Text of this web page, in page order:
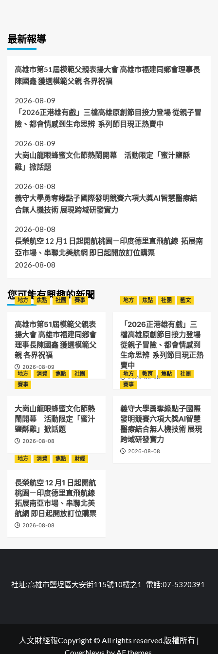
最新報導
高雄市第51屆模範父親表揚大會 高雄市福建同鄉會理事長
陳國鑫 獲選模範父親 各界祝福
2026-08-09
「2026正港雄有戲」三檔高雄原創節目接力登場 從親子冒
險、都會情感到生命思辨 系列節目現正熱賣中
2026-08-09
大崗山龍眼蜂蜜文化節熱鬧開幕 活動限定「蜜汁鹽酥
雞」掀話題
2026-08-08
義守大學勇奪綠點子國際發明競賽六項大獎AI智慧醫療結
合無人機技術 展現跨域研發實力
2026-08-08
長榮航空 12 月1 日起開航桃園－印度德里直飛航線 拓展南
亞市場、串聯北美航網 即日起開放訂位購票
2026-08-08
您可能有興趣的新聞
地方 焦點 社團 賽事
高雄市第51屆模範父親表
揚大會 高雄市福建同鄉會
理事長陳國鑫 獲選模範父
親 各界祝福
2026-08-09
地方 焦點 社團 藝文
「2026正港雄有戲」三
檔高雄原創節目接力登場
從親子冒險、都會情感到
生命思辨 系列節目現正熱
賣中
2026-08-09
地方 消費 焦點
社團
賽事
大崗山龍眼蜂蜜文化節熱
鬧開幕 活動限定「蜜汁
鹽酥雞」掀話題
2026-08-08
地方 教育 焦點
社團
賽事
義守大學勇奪綠點子國際
發明競賽六項大獎AI智慧
醫療結合無人機技術 展現
跨域研發實力
2026-08-08
地方
消費 焦點 財經
長榮航空 12 月1 日起開航
桃園－印度德里直飛航線
拓展南亞市場、串聯北美
航網 即日起開放訂位購票
2026-08-08
社址:高雄市鹽埕區大安街115號10樓之1 電話:07-5320391
人文財經報Copyright © All rights reserved.版權所有 |